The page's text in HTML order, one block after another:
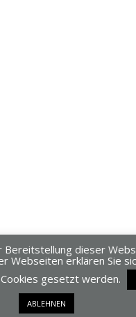
Bereitstellung dieser
Webseiten erklären Sie
gesetzt werden.
ABLEHNEN